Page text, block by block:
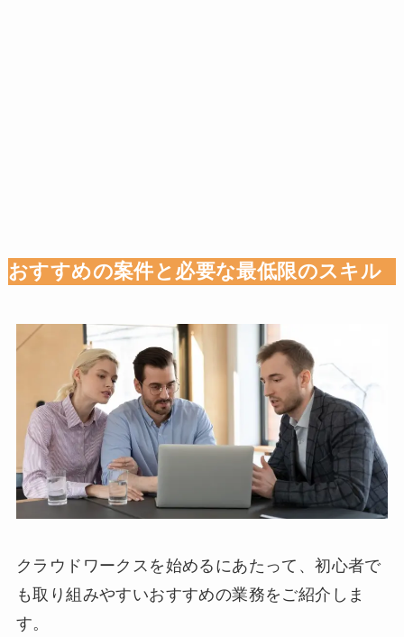
おすすめの案件と必要な最低限のスキル
クラウドワークスを始めるにあたって、初心者で
も取り組みやすいおすすめの業務をご紹介しま
す。